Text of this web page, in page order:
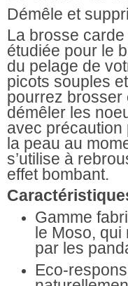
Démêle et
La brosse
étudiée pour le
du pelage de
picots souples
pourrez brosser
démêler les
avec précaution
la peau au
s’utilise à
effet bombant.
Gamme
le Moso, qui
par les
Eco-